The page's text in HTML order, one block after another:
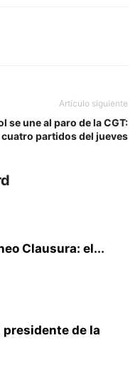
Artículo siguiente
se une al paro de la CGT:
partidos del jueves
Clausura: el...
presidente de la